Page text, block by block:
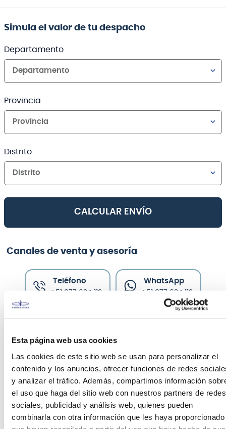
Esta página web usa cookies
Las cookies de este sitio web se usan para personalizar el
contenido y los anuncios, ofrecer funciones de redes
y analizar el tráfico. Además, compartimos información
el uso que haga del sitio web con nuestros partners de redes
sociales, publicidad y análisis web, quienes pueden
combinarla con otra información que les haya proporcionado
Simula el valor de tu despacho
Departamento
Departamento
Provincia
Provincia
Distrito
Distrito
CALCULAR ENVÍO
Canales de venta y asesoría
Teléfono
+51 977 624 112
WhatsApp
+51 977 624 112
CARACTERÍSTICAS DEL PRODUCTO
Correa Ernie Ball Classic P05359 color Lavender
Rose